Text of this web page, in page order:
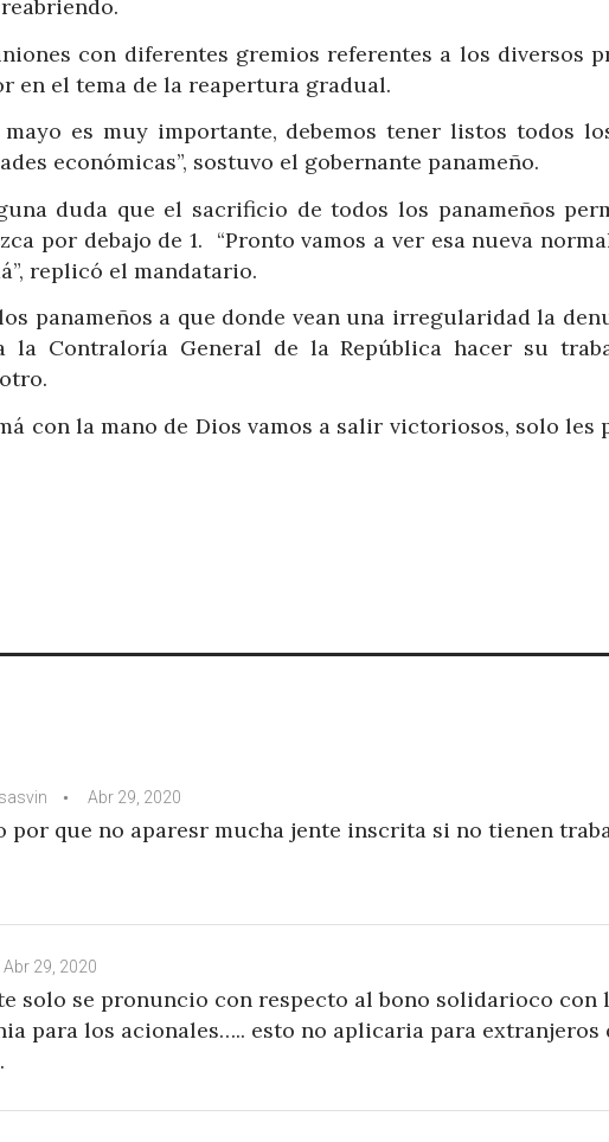
con diferentes gremios referentes a los diversos
en el tema de la reapertura gradual.
mayo es muy importante, debemos tener listos todos
económicas”, sostuvo el gobernante panameño.
duda que el sacrificio de todos los panameños
por debajo de 1. “Pronto vamos a ver esa nueva
replicó el mandatario.
panameños a que donde vean una irregularidad la
Contraloría General de la República hacer su
con la mano de Dios vamos a salir victoriosos, solo les
Abr 29, 2020
por que no aparesr mucha jente inscrita si no tienen
Abr 29, 2020
solo se pronuncio con respecto al bono solidarioco con
para los acionales….. esto no aplicaria para extranjeros